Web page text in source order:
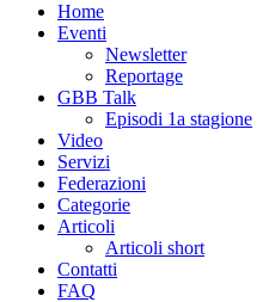
Home
Eventi
Newsletter
Reportage
GBB Talk
Episodi 1a stagione
Video
Servizi
Federazioni
Categorie
Articoli
Articoli short
Contatti
FAQ